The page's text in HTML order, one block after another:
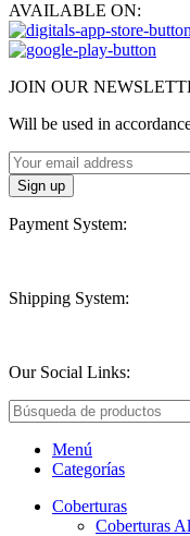
AVAILABLE ON:
JOIN OUR
Will be used in
Payment System:
Shipping System:
Our Social Links:
Menú
Categorías
Coberturas
Coberturas